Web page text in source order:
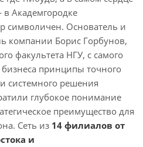
Академгородке
символичен. Основатель и
компании Борис Горбунов,
факультета НГУ, с самого
принципы точного
системного решения
глубокое понимание
преимущество для
Сеть из 14 филиалов от
и